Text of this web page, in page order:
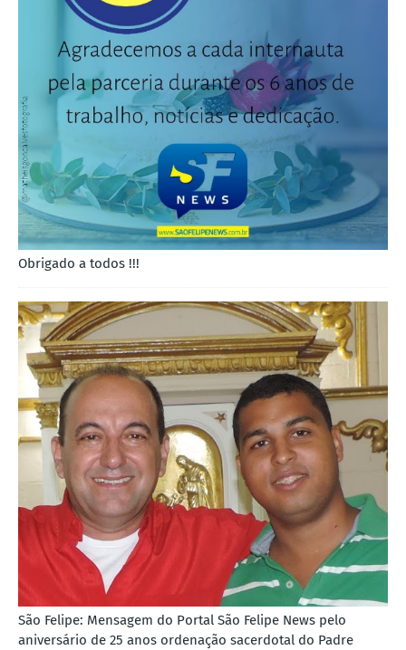
Obrigado a todos !!!
São Felipe: Mensagem do Portal São Felipe News pelo
aniversário de 25 anos ordenação sacerdotal do Padre